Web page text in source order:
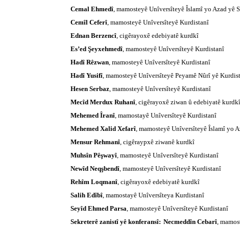
Cemal Ehmedî, mamosteyê Unîversîteyê Îslamî yo Azad yê
Cemîl Ceferî, mamosteyê Unîversîteyê Kurdistanî
Ednan Berzencî, cigêrayoxê edebiyatê kurdkî
Es’ed Şeyxehmedî, mamosteyê Unîversîteyê Kurdistanî
Hadî Rêzwan, mamosteyê Unîversîteyê Kurdistanî
Hadî Yusifî, mamosteyê Unîversîteyê Peyamê Nûrî yê
Hesen Serbaz, mamosteyê Unîversîteyê Kurdistanî
Mecîd Merdux Ruhanî, cigêrayoxê ziwan û edebiyatê kurdkî
Mehemed Îranî, mamostayê Unîversîteyê Kurdistanî
Mehemed Xalid Xefarî, mamosteyê Unîversîteyê Îslamî yo
Mensur Rehmanî, cigêraypxê ziwanê kurdkî
Muhsîn Pêşwayî, mamosteyê Unîversîteyê Kurdistanî
Newîd Neqşbendî, mamosteyê Unîversîteyê Kurdistanî
Rehîm Loqmanî, cigêrayoxê edebiyatê kurdkî
Salih Edîbî, mamostayê Unîversîteya Kurdistanî
Seyîd Ehmed Parsa, mamosteyê Unîversîteyê Kurdistanî
Sekreterê zanistî yê konferansî: Necmeddîn Cebarî,